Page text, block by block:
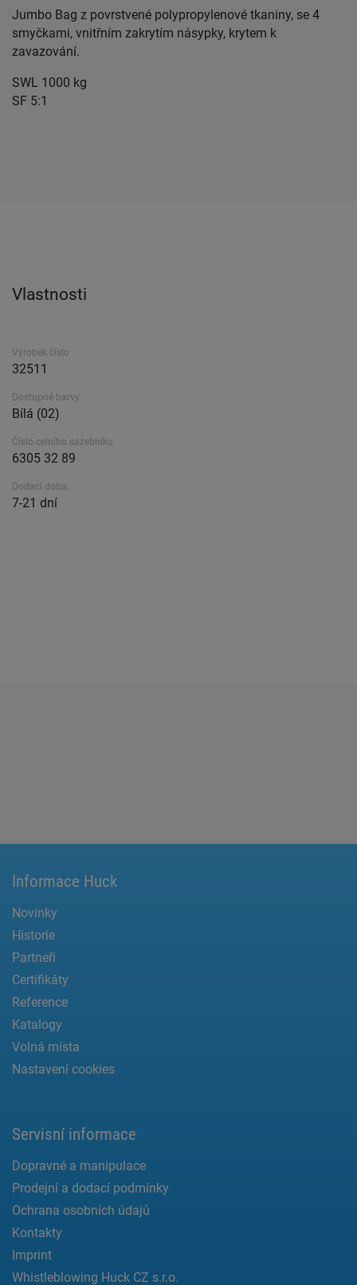
Jumbo Bag z povrstvené polypropylenové tkaniny, se 4
smyčkami, vnitřním zakrytím násypky, krytem k
zavazování.
SWL 1000 kg
SF 5:1
Vlastnosti
Výrobek číslo
32511
Dostupné barvy
Bílá (02)
Číslo celního sazebníku
6305 32 89
Dodací doba.
7-21 dní
Informace Huck
Novinky
Historie
Partneři
Certifikáty
Reference
Katalogy
Volná místa
Nastavení cookies
Servisní informace
Dopravné a manipulace
Prodejní a dodací podmínky
Ochrana osobních údajů
Kontakty
Imprint
Whistleblowing Huck CZ s.r.o.